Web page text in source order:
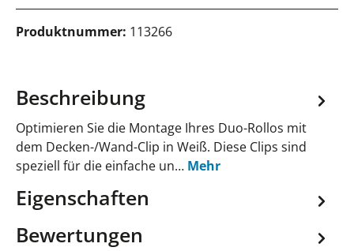
Produktnummer: 113266
Beschreibung
Optimieren Sie die Montage Ihres Duo-Rollos mit
dem Decken-/Wand-Clip in Weiß. Diese Clips sind
speziell für die einfache un… Mehr
Eigenschaften
Bewertungen